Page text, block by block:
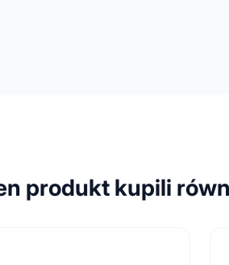
produkt kupili